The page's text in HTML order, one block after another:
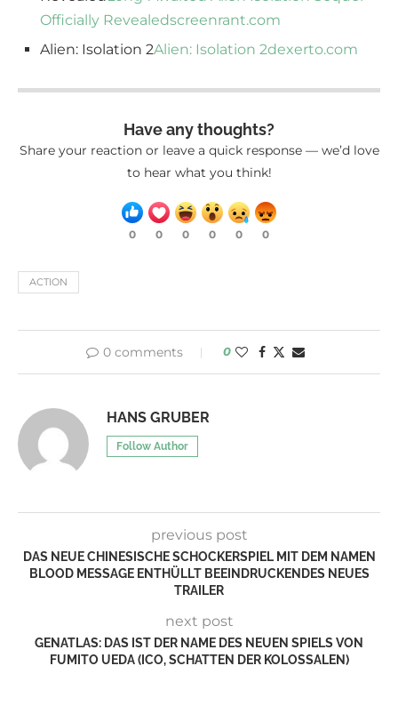
Officially Revealedscreenrant.com
Alien: Isolation 2Alien: Isolation 2dexerto.com
Have any thoughts?
Share your reaction or leave a quick response — we’d love
to hear what you think!
0 0 0 0 0 0
ACTION
0 comments 0
HANS GRUBER
Follow Author
previous post
DAS NEUE CHINESISCHE SCHOCKERSPIEL MIT DEM NAMEN
BLOOD MESSAGE ENTHÜLLT BEEINDRUCKENDES NEUES
TRAILER
next post
GENATLAS: DAS IST DER NAME DES NEUEN SPIELS VON
FUMITO UEDA (ICO, SCHATTEN DER KOLOSSALEN)